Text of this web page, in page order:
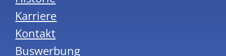
Karriere
Kontakt
Buswerbung